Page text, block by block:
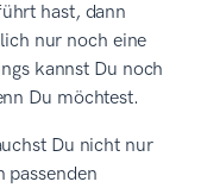
hast, dann
nur noch eine
kannst Du noch
Du möchtest.
Du nicht nur
passenden